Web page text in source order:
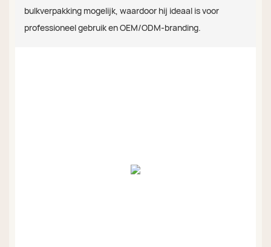
bulkverpakking mogelijk, waardoor hij ideaal is voor
professioneel gebruik en OEM/ODM-branding.